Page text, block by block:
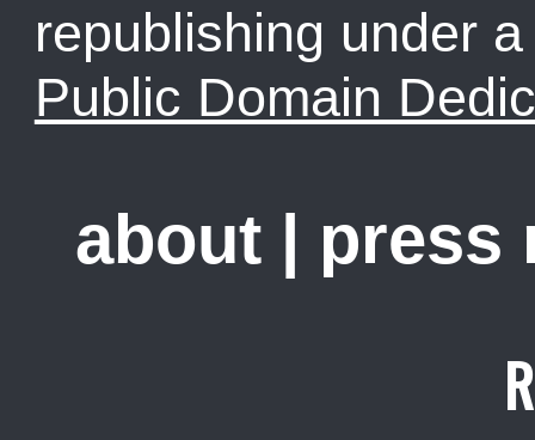
republishing under
Public Domain
about press